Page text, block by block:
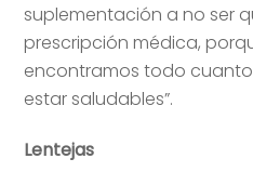
suplementación a no ser
prescripción médica,
encontramos todo
estar saludables”.
Lentejas